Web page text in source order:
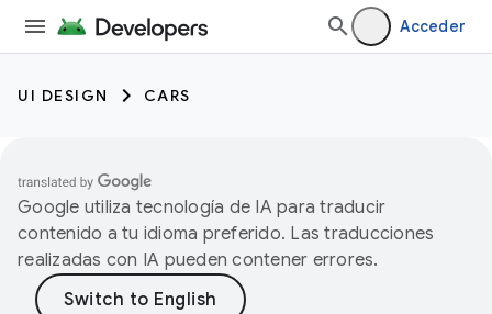
Acceder
UI DESIGN CARS
Google utiliza tecnología de IA para traducir
contenido a tu idioma preferido. Las traducciones
realizadas con IA pueden contener errores.